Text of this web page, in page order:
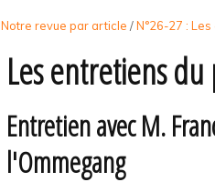
Notre revue par article /N°26-27 :
Les entretiens
Entretien avec M.
l'Ommegang